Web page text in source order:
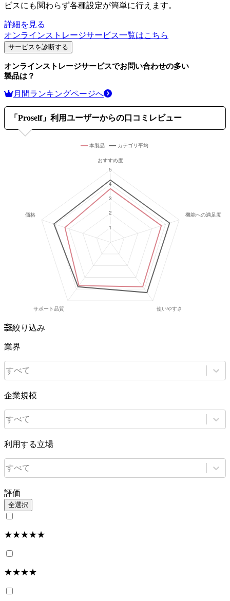
ビスにも関わらず各種設定が簡単に行えます。
詳細を見る
オンラインストレージサービス一覧はこちら
サービスを診断する
オンラインストレージサービスでお問い合わせの多い
製品は？
月間ランキングページへ
「 Proself」利用ユーザーからの口コミレビュー
絞り込み
業界
すべて
企業規模
すべて
利用する立場
すべて
評価
全選択
★★★★★
★★★★